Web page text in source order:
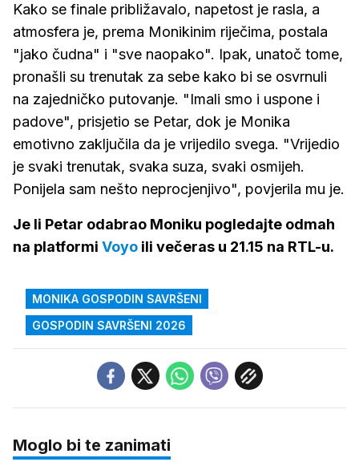
Kako se finale približavalo, napetost je rasla, a
atmosfera je, prema Monikinim riječima, postala
"jako čudna" i "sve naopako". Ipak, unatoč tome,
pronašli su trenutak za sebe kako bi se osvrnuli
na zajedničko putovanje. "Imali smo i uspone i
padove", prisjetio se Petar, dok je Monika
emotivno zaključila da je vrijedilo svega. "Vrijedio
je svaki trenutak, svaka suza, svaki osmijeh.
Ponijela sam nešto neprocjenjivo", povjerila mu je.
Je li Petar odabrao Moniku pogledajte odmah
na platformi Voyo ili večeras u 21.15 na RTL-u.
MONIKA GOSPODIN SAVRŠENI
GOSPODIN SAVRŠENI 2026
Moglo bi te zanimati